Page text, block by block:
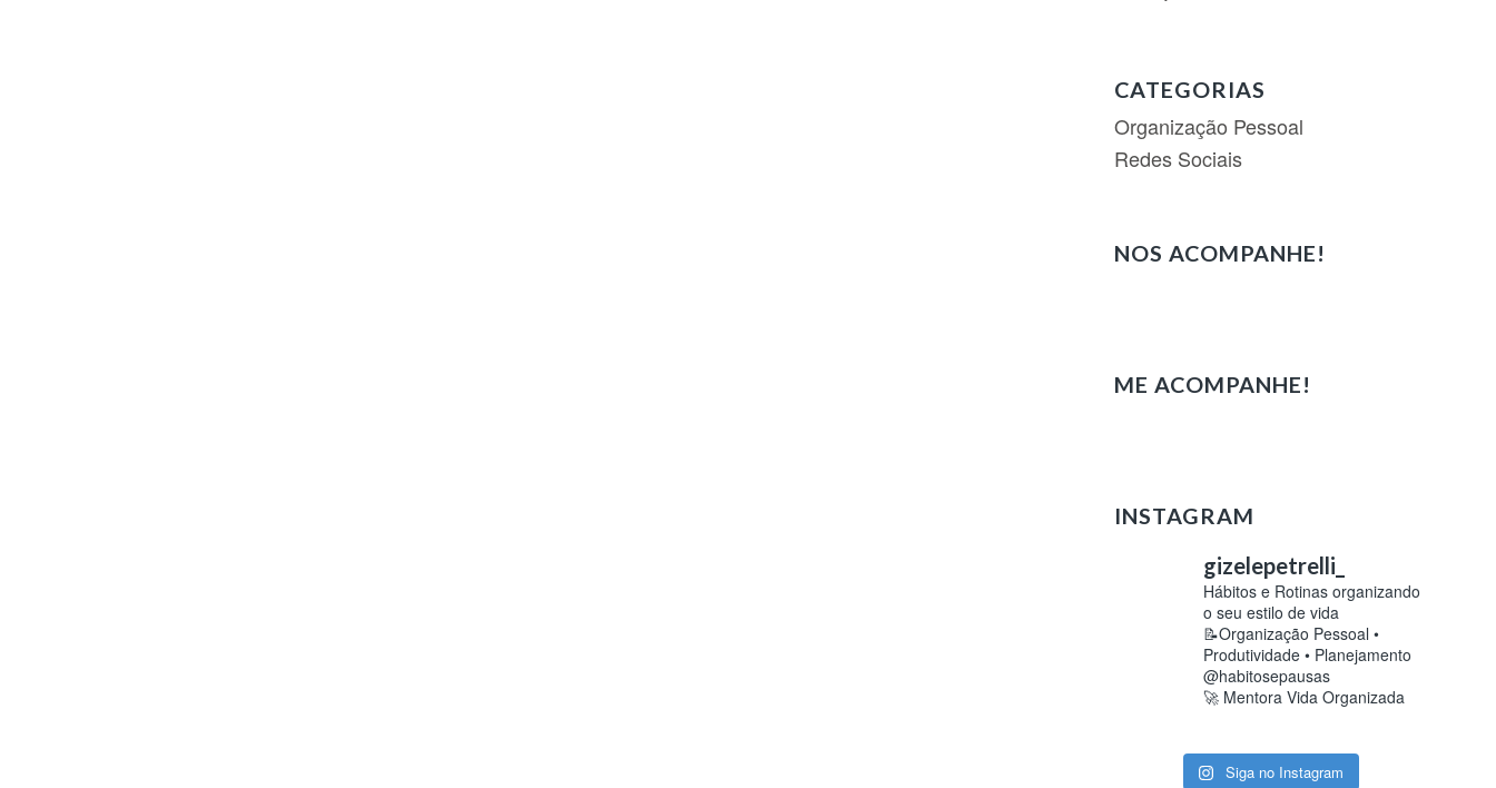
CATEGORIAS
Organização Pessoal
Redes Sociais
NOS ACOMPANHE!
ME ACOMPANHE!
INSTAGRAM
gizelepetrelli_
Hábitos e Rotinas organizando
o seu estilo de vida
📝Organização Pessoal •
Produtividade • Planejamento
@habitosepausas
🚀 Mentora Vida Organizada
Siga no Instagram